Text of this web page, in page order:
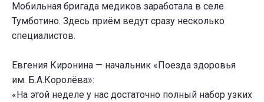
Мобильная бригада медиков заработала в селе
Тумботино. Здесь приём ведут сразу несколько
специалистов.
Евгения Киронина — начальник «Поезда здоровья
им. Б.А.Королёва»:
«На этой неделе у нас достаточно полный набор узких